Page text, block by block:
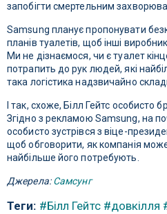
запобігти смертельним
Samsung планує пропонувати
планів туалетів, щоб інші
Ми не дізнаємося, чи є туалет
потрапить до рук людей, які
така логістика надзвичайно
І так, схоже, Білл Гейтс особисто
Згідно з рекламою Samsung, на
особисто зустрівся з віце-
щоб обговорити, як компанія
найбільше його потребують.
Джерела:Самсунг
Теги: #Білл Гейтс #довкілля